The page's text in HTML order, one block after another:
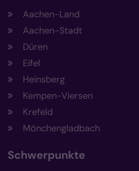
Aachen-Land
Aachen-Stadt
Düren
Eifel
Heinsberg
Kempen-Viersen
Krefeld
Mönchengladbach
Schwerpunkte